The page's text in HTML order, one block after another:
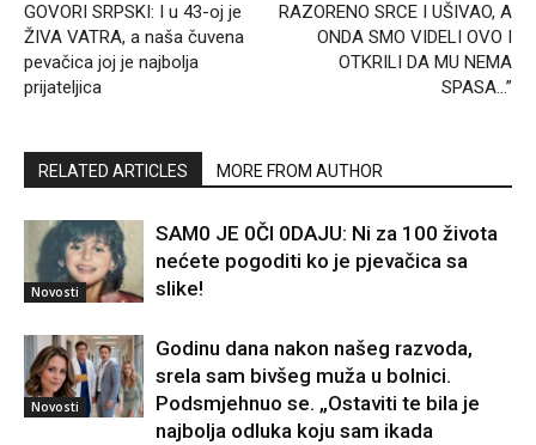
GOVORI SRPSKI: I u 43-oj je
ŽIVA VATRA, a naša čuvena
pevačica joj je najbolja
prijateljica
RAZORENO SRCE I UŠIVAO, A
ONDA SMO VIDELI OVO I
OTKRILI DA MU NEMA
SPASA…”
RELATED ARTICLES MORE FROM AUTHOR
Novosti
SAM0 JE 0Čl 0DAJU: Ni za 100 života
nećete pogoditi ko je pjevačica sa
slike!
Novosti
Godinu dana nakon našeg razvoda,
srela sam bivšeg muža u bolnici.
Podsmjehnuo se. „Ostaviti te bila je
najbolja odluka koju sam ikada